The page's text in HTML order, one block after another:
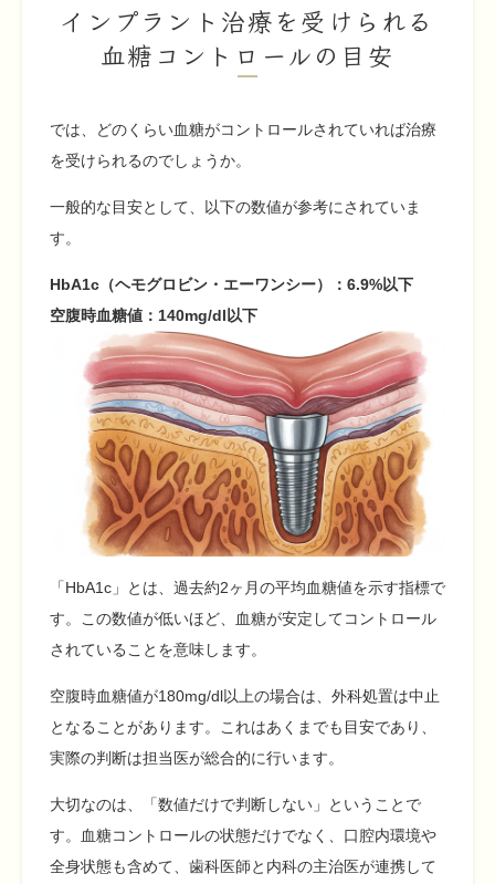
インプラント治療を受けられる
血糖コントロールの目安
では、どのくらい血糖がコントロールされていれば治療
を受けられるのでしょうか。
一般的な目安として、以下の数値が参考にされていま
す。
HbA1c（ヘモグロビン・エーワンシー）：6.9%以下
空腹時血糖値：140mg/dl以下
「HbA1c」とは、過去約2ヶ月の平均血糖値を示す指標で
す。この数値が低いほど、血糖が安定してコントロール
されていることを意味します。
空腹時血糖値が180mg/dl以上の場合は、外科処置は中止
となることがあります。これはあくまでも目安であり、
実際の判断は担当医が総合的に行います。
大切なのは、「数値だけで判断しない」ということで
す。血糖コントロールの状態だけでなく、口腔内環境や
全身状態も含めて、歯科医師と内科の主治医が連携して